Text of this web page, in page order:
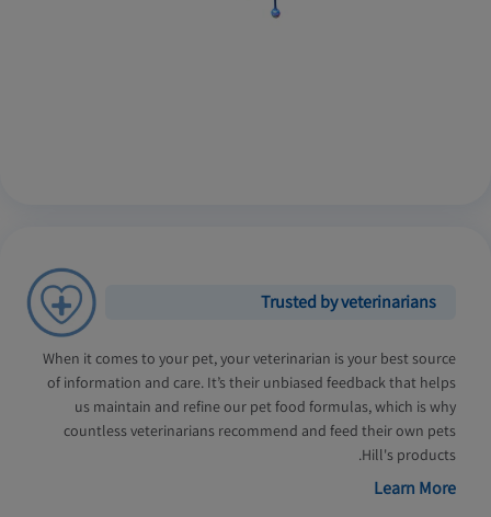
Trusted by veterinarians
When it comes to your pet, your veterinarian is your best source
of information and care. It’s their unbiased feedback that helps
us maintain and refine our pet food formulas, which is why
countless veterinarians recommend and feed their own pets
Hill's products.
Learn More